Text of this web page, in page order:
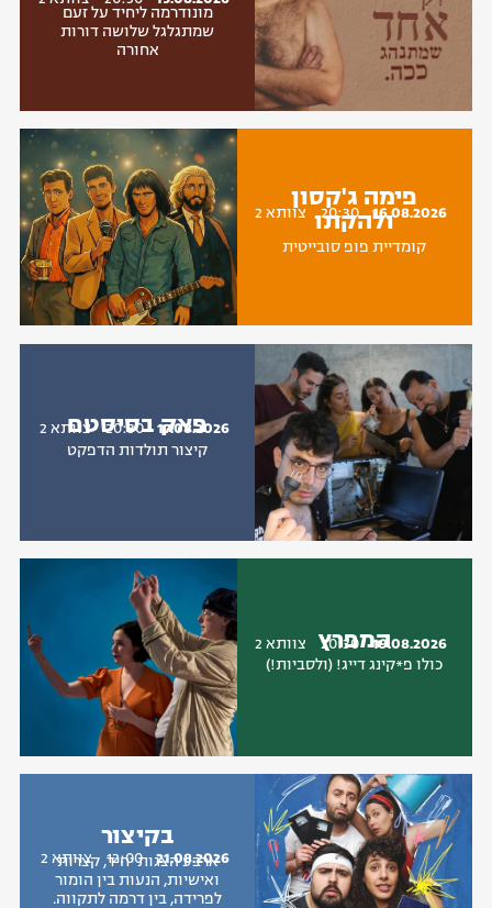
מונודרמה ליחיד על זעם
שמתגלגל שלושה דורות
אחורה
פימה ג'קסון
ולהקתו
קומדיית פופ סובייטית
16.08.2026
20:30 צוותא 2
פאק בסיסטם
קיצור תולדות הדפקט
17.08.2026
20:30 צוותא 2
המפרץ
כולו פ*קינג דייג! (ולסביות!)
19.08.2026
20:30 צוותא 2
בקיצור
ארבע הצגות יחיד, קצרות
ואישיות, הנעות בין הומור
לפרידה, בין דרמה לתקווה.
21.08.2026
12:00 צוותא 2